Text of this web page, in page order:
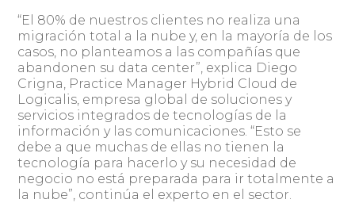
“El 80% de nuestros clientes no realiza una
migración total a la nube y, en la mayoría de los
casos, no planteamos a las compañías que
abandonen su data center”, explica Diego
Crigna, Practice Manager Hybrid Cloud de
Logicalis, empresa global de soluciones y
servicios integrados de tecnologías de la
información y las comunicaciones. “Esto se
debe a que muchas de ellas no tienen la
tecnología para hacerlo y su necesidad de
negocio no está preparada para ir totalmente a
la nube”, continúa el experto en el sector.